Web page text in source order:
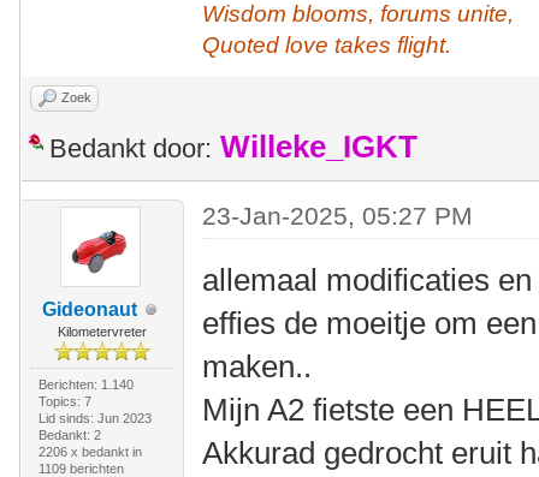
Wisdom blooms, forums unite,
Quoted love takes flight.
Zoek
Bedankt door: Willeke_IGKT
Gideonaut
Kilometervreter
Berichten: 1.140
Topics: 7
Lid sinds: Jun 2023
Bedankt: 2
2206 x bedankt in
1109 berichten
23-Jan-2025, 05:27 PM
allemaal modificaties
effies de moeitje om
maken..
Mijn A2 fietste een
Akkurad gedrocht eruit